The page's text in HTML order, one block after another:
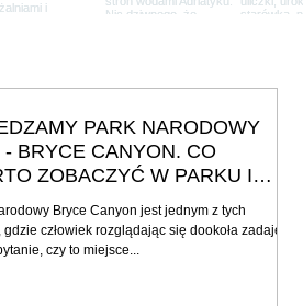
PARK NARODOWY
- BRYCE CANYON. CO
ZOBACZYĆ W PARKU I
Bryce Canyon jest jednym z tych
gdzie człowiek rozglądając się dookoła zadaje
czy to miejsce...